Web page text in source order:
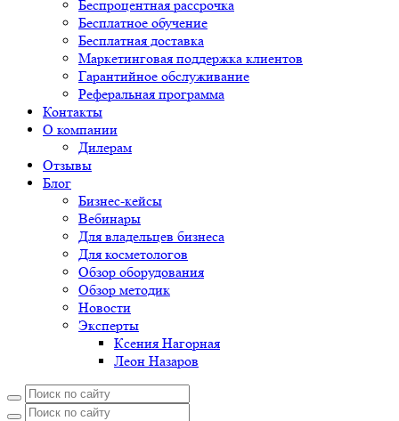
Беспроцентная рассрочка
Бесплатное обучение
Бесплатная доставка
Маркетинговая поддержка клиентов
Гарантийное обслуживание
Реферальная программа
Контакты
О компании
Дилерам
Отзывы
Блог
Бизнес-кейсы
Вебинары
Для владельцев бизнеса
Для косметологов
Обзор оборудования
Обзор методик
Новости
Эксперты
Ксения Нагорная
Леон Назаров